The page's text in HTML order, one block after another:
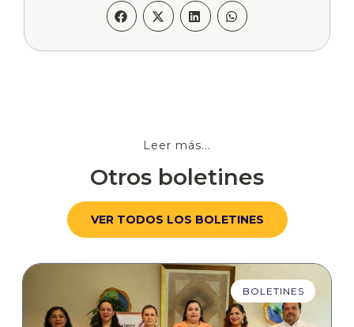
Leer más...
Otros boletines
VER TODOS LOS BOLETINES
BOLETINES